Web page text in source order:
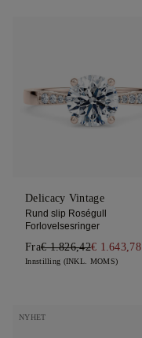
Delicacy Vintage
Rund slip Roségull
Forlovelsesringer
Fra€ 1.826,42€ 1.643,78
Innstilling (INKL. MOMS)
NYHET